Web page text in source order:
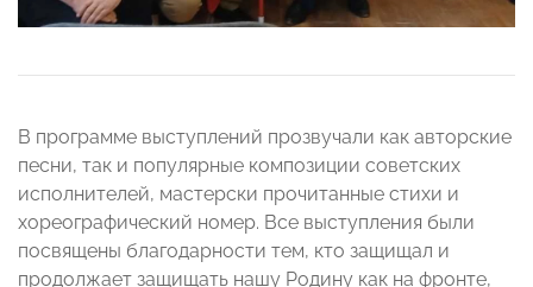
В программе выступлений прозвучали как авторские
песни, так и популярные композиции советских
исполнителей, мастерски прочитанные стихи и
хореографический номер. Все выступления были
посвящены благодарности тем, кто защищал и
продолжает защищать нашу Родину как на фронте,